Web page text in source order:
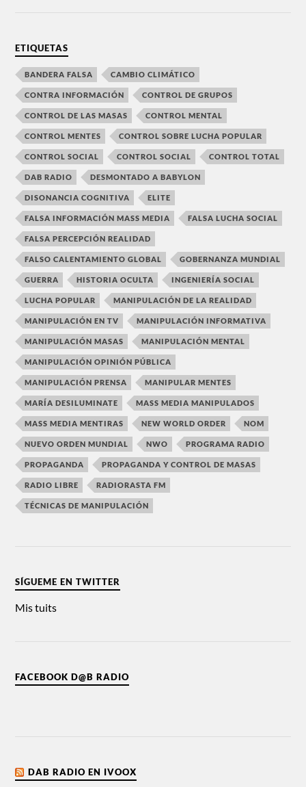
ETIQUETAS
BANDERA FALSA CAMBIO CLIMÁTICO
CONTRA INFORMACIÓN CONTROL DE GRUPOS
CONTROL DE LAS MASAS CONTROL MENTAL
CONTROL MENTES CONTROL SOBRE LUCHA POPULAR
CONTROL SOCIAL CONTROL SOCIAL CONTROL TOTAL
DAB RADIO DESMONTADO A BABYLON
DISONANCIA COGNITIVA ELITE
FALSA INFORMACIÓN MASS MEDIA FALSA LUCHA SOCIAL
FALSA PERCEPCIÓN REALIDAD
FALSO CALENTAMIENTO GLOBAL GOBERNANZA MUNDIAL
GUERRA HISTORIA OCULTA INGENIERÍA SOCIAL
LUCHA POPULAR MANIPULACIÓN DE LA REALIDAD
MANIPULACIÓN EN TV MANIPULACIÓN INFORMATIVA
MANIPULACIÓN MASAS MANIPULACIÓN MENTAL
MANIPULACIÓN OPINIÓN PÚBLICA
MANIPULACIÓN PRENSA MANIPULAR MENTES
MARÍA DESILUMINATE MASS MEDIA MANIPULADOS
MASS MEDIA MENTIRAS NEW WORLD ORDER NOM
NUEVO ORDEN MUNDIAL NWO PROGRAMA RADIO
PROPAGANDA PROPAGANDA Y CONTROL DE MASAS
RADIO LIBRE RADIORASTA FM
TÉCNICAS DE MANIPULACIÓN
SÍGUEME EN TWITTER
Mis tuits
FACEBOOK D@B RADIO
DAB RADIO EN IVOOX